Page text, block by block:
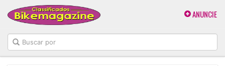
ANUNCIE